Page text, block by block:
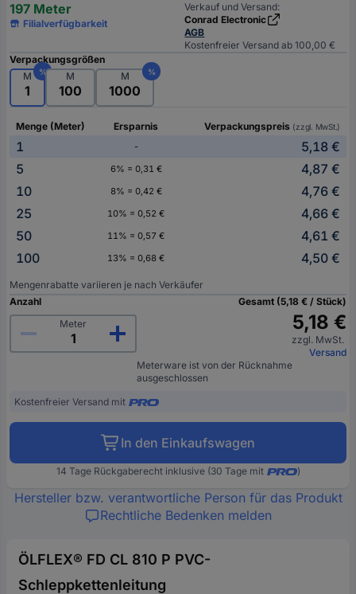
197 Meter
Filialverfügbarkeit
Verkauf und Versand:
Conrad Electronic
AGB
Kostenfreier Versand ab 100,00 €
Verpackungsgrößen
M
%
1
M
100
M %
1000
Menge (Meter) Ersparnis Verpackungspreis (zzgl. MwSt.)
1 -
5,18 €
5
6% = 0,31 €
4,87 €
10
8% = 0,42 €
4,76 €
25
10% = 0,52 €
4,66 €
50
11% = 0,57 €
4,61 €
100
13% = 0,68 € 4,50 €
Mengenrabatte variieren je nach Verkäufer
Anzahl
Meter
Gesamt (5,18 € / Stück)
5,18 €
zzgl. MwSt.
Versand
Meterware ist von der Rücknahme
ausgeschlossen
Kostenfreier Versand mit
In den Einkaufswagen
14 Tage Rückgaberecht inklusive (30 Tage mit )
Hersteller bzw. verantwortliche Person für das Produkt
Rechtliche Bedenken melden
ÖLFLEX® FD CL 810 P PVC-
Schleppkettenleitung